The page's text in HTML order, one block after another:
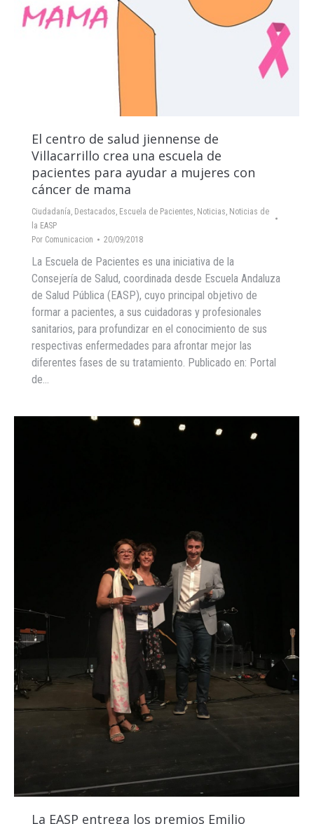
El centro de salud jiennense de
Villacarrillo crea una escuela de
pacientes para ayudar a mujeres con
cáncer de mama
Ciudadanía, Destacados, Escuela de Pacientes, Noticias, Noticias de
la EASP
Por Comunicacion 20/09/2018
La Escuela de Pacientes es una iniciativa de la
Consejería de Salud, coordinada desde Escuela Andaluza
de Salud Pública (EASP), cuyo principal objetivo de
formar a pacientes, a sus cuidadoras y profesionales
sanitarios, para profundizar en el conocimiento de sus
respectivas enfermedades para afrontar mejor las
diferentes fases de su tratamiento. Publicado en: Portal
de…
La EASP entrega los premios Emilio